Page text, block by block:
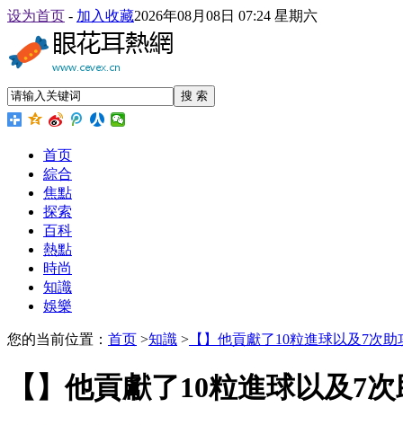
设为首页 - 加入收藏2026年08月08日 07:24 星期六
搜 索
首页
綜合
焦點
探索
百科
熱點
時尚
知識
娛樂
您的当前位置： 首页 >知識 > 【】他貢獻了10粒進球以及7次助
【】他貢獻了10粒進球以及7